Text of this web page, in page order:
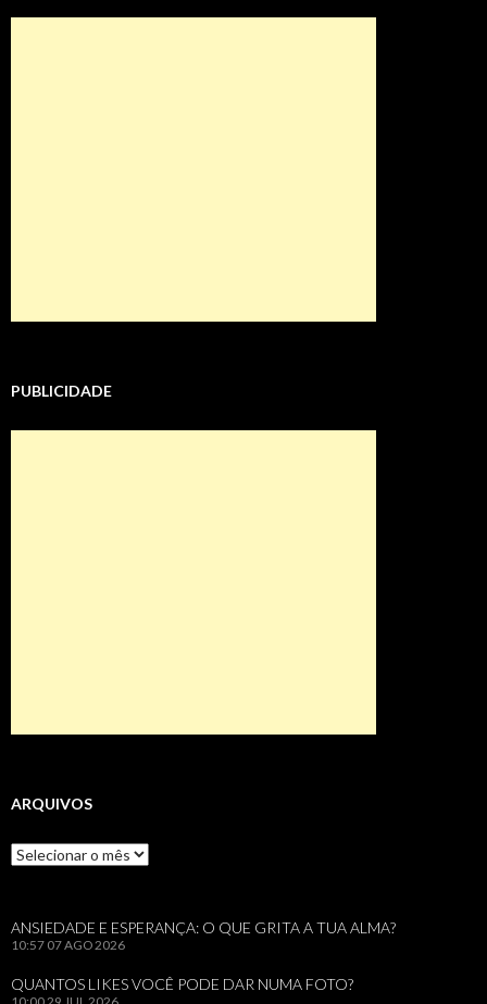
PUBLICIDADE
ARQUIVOS
Arquivos
ANSIEDADE E ESPERANÇA: O QUE GRITA A TUA ALMA?
10:57 07 AGO 2026
QUANTOS LIKES VOCÊ PODE DAR NUMA FOTO?